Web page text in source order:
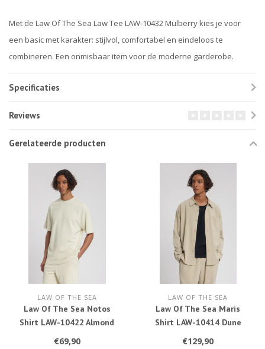
Met de Law Of The Sea Law Tee LAW-10432 Mulberry kies je voor
een basic met karakter: stijlvol, comfortabel en eindeloos te
combineren. Een onmisbaar item voor de moderne garderobe.
Specificaties
Reviews
Gerelateerde producten
LAW OF THE SEA
Law Of The Sea Notos
Shirt LAW-10422 Almond
Milk
€69,90
LAW OF THE SEA
Law Of The Sea Maris
Shirt LAW-10414 Dune
€129,90